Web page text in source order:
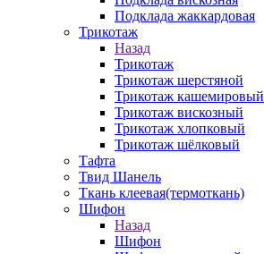
Подклада жаккардовая
Трикотаж
Назад
Трикотаж
Трикотаж шерстяной
Трикотаж кашемировый
Трикотаж вискозный
Трикотаж хлопковый
Трикотаж шёлковый
Тафта
Твид Шанель
Ткань клеевая(термоткань)
Шифон
Назад
Шифон